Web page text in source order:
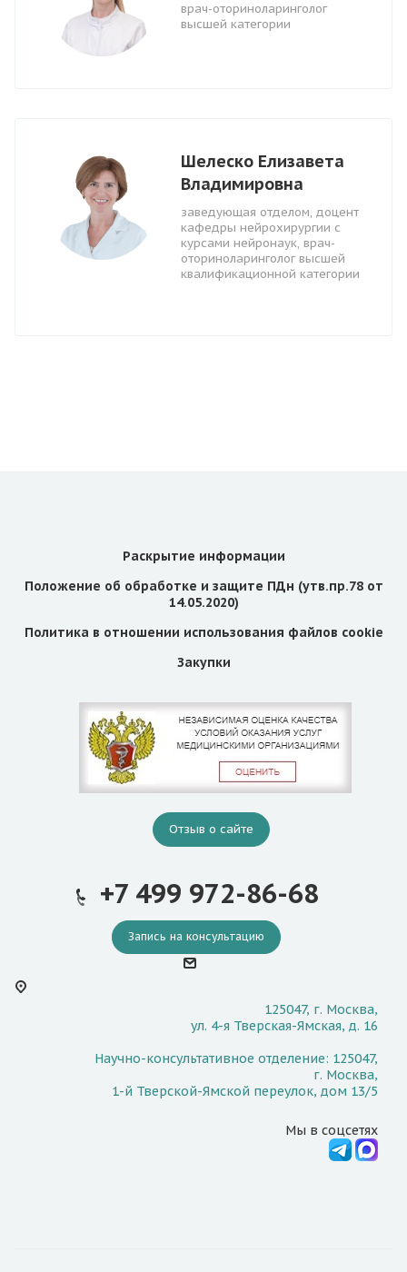
врач-оториноларинголог
высшей категории
Шелеско Елизавета
Владимировна
заведующая отделом, доцент
кафедры нейрохирургии с
курсами нейронаук, врач-
оториноларинголог высшей
квалификационной категории
Раскрытие информации
Положение об обработке и защите ПДн (утв.пр.78 от
14.05.2020)
Политика в отношении использования файлов cookie
Закупки
Отзыв о сайте
+7 499 972-86-68
Запись на консультацию
125047, г. Москва,
ул. 4-я Тверская-Ямская, д. 16
Научно-консультативное отделение: 125047,
г. Москва,
1-й Тверской-Ямской переулок, дом 13/5
Мы в соцсетях